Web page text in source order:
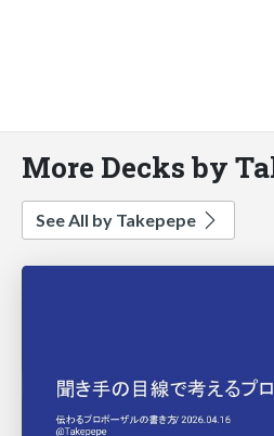
More Decks by
See All by Takepepe